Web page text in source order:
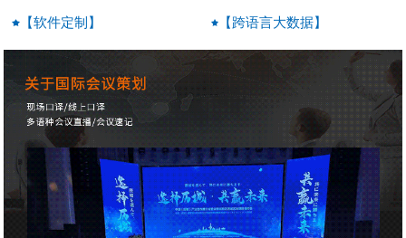
【软件定制】
【跨语言大数据】